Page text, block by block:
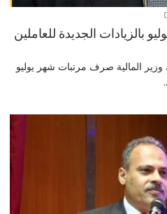
بالزيادات الجديدة للعاملين
المالية صرف مرتبات شهر يوليو